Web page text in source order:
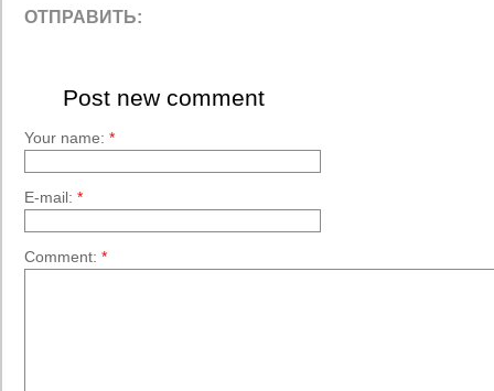
ОТПРАВИТЬ:
Post new comment
Your name: *
E-mail: *
Comment: *